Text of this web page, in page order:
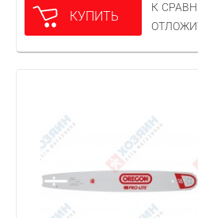
КУПИТЬ
К